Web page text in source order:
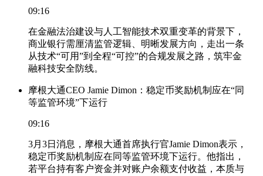
09:16
在金融法治建设与人工智能技术双重变革的背景下，
商业银行需厘清监管逻辑、明晰发展方向，走出一条
从技术“可用”到全程“可控”的合规发展之路，筑牢金
融科技安全防线。
摩根大通CEO Jamie Dimon：稳定币奖励机制应在“同
等监管环境”下运行
09:16
3月3日消息，摩根大通首席执行官Jamie Dimon表示，
稳定币奖励机制应在同等监管环境下运行。他指出，
若平台持有客户资金并对账户余额支付收益，本质与